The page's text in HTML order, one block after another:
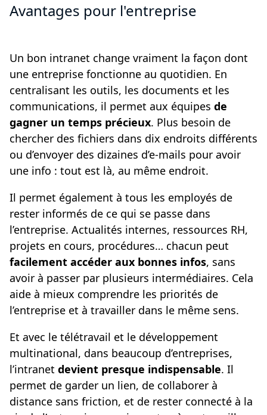
Avantages pour l'entreprise
Un bon intranet change vraiment la façon dont
une entreprise fonctionne au quotidien. En
centralisant les outils, les documents et les
communications, il permet aux équipes de
gagner un temps précieux. Plus besoin de
chercher des fichiers dans dix endroits différents
ou d’envoyer des dizaines d’e-mails pour avoir
une info : tout est là, au même endroit.
Il permet également à tous les employés de
rester informés de ce qui se passe dans
l’entreprise. Actualités internes, ressources RH,
projets en cours, procédures… chacun peut
facilement accéder aux bonnes infos, sans
avoir à passer par plusieurs intermédiaires. Cela
aide à mieux comprendre les priorités de
l’entreprise et à travailler dans le même sens.
Et avec le télétravail et le développement
multinational, dans beaucoup d’entreprises,
l’intranet devient presque indispensable. Il
permet de garder un lien, de collaborer à
distance sans friction, et de rester connecté à la